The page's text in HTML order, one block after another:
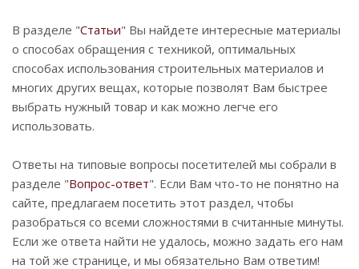
В разделе "Статьи" Вы найдете интересные материалы
о способах обращения с техникой, оптимальных
способах использования строительных материалов и
многих других вещах, которые позволят Вам быстрее
выбрать нужный товар и как можно легче его
использовать.
Ответы на типовые вопросы посетителей мы собрали в
разделе "Вопрос-ответ". Если Вам что-то не понятно на
сайте, предлагаем посетить этот раздел, чтобы
разобраться со всеми сложностями в считанные минуты.
Если же ответа найти не удалось, можно задать его нам
на той же странице, и мы обязательно Вам ответим!